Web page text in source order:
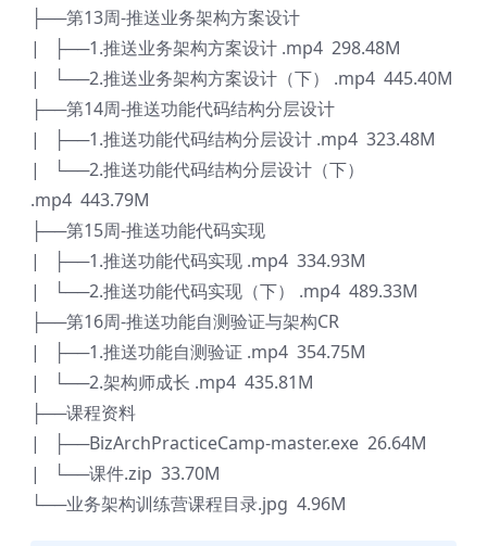
├──第13周-推送业务架构方案设计
| ├──1.推送业务架构方案设计 .mp4 298.48M
| └──2.推送业务架构方案设计（下） .mp4 445.40M
├──第14周-推送功能代码结构分层设计
| ├──1.推送功能代码结构分层设计 .mp4 323.48M
| └──2.推送功能代码结构分层设计（下）
.mp4 443.79M
├──第15周-推送功能代码实现
| ├──1.推送功能代码实现 .mp4 334.93M
| └──2.推送功能代码实现（下） .mp4 489.33M
├──第16周-推送功能自测验证与架构CR
| ├──1.推送功能自测验证 .mp4 354.75M
| └──2.架构师成长 .mp4 435.81M
├──课程资料
| ├──BizArchPracticeCamp-master.exe 26.64M
| └──课件.zip 33.70M
└──业务架构训练营课程目录.jpg 4.96M